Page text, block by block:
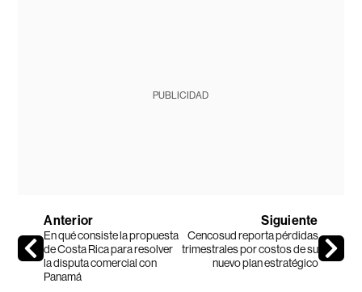
PUBLICIDAD
Anterior
En qué consiste la propuesta
de Costa Rica para resolver
la disputa comercial con
Panamá
Siguiente
Cencosud reporta pérdidas
trimestrales por costos de su
nuevo plan estratégico